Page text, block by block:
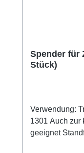
Spender für
Stück)
Verwendung:
1301 Auch zur kosmetischen Anwendung
geeignet